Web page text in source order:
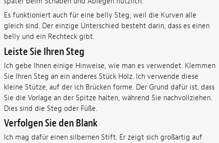
Es funktioniert auch für eine belly Steg, weil die Kurven alle
gleich sind. Der einzige Unterschied besteht darin, dass es einen
belly und ein Rechteck gibt.
Leiste Sie Ihren Steg
Ich gebe Ihnen einige Hinweise, wie man es verwendet. Klemmen
Sie Ihren Steg an ein anderes Stück Holz. Ich verwende diese
kleine Stütze, auf der ich Brücken forme. Der Grund dafür ist, dass
Sie die Vorlage an der Spitze halten, während Sie nachvollziehen.
Dies sind die Steg oder Füße.
Verfolgen Sie den Blank
Ich mag dafür einen silbernen Stift. Er zeigt sich großartig auf